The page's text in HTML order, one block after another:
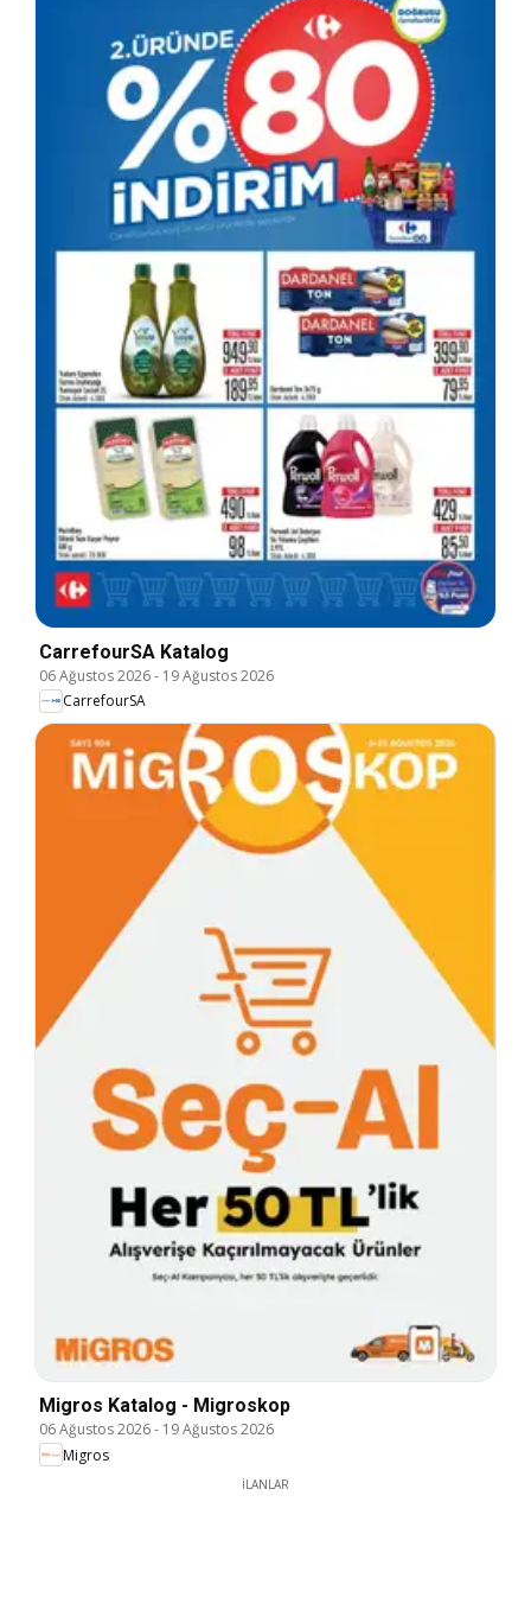
CarrefourSA Katalog
06 Ağustos 2026- 19 Ağustos 2026
CarrefourSA
Migros Katalog - Migroskop
06 Ağustos 2026- 19 Ağustos 2026
Migros
İLANLAR